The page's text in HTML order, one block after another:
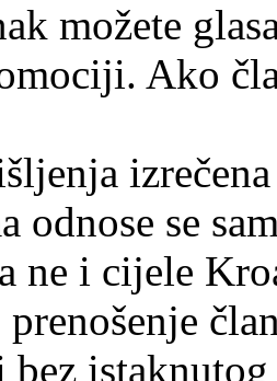
možete
Ako
odnose se
ne i cijele